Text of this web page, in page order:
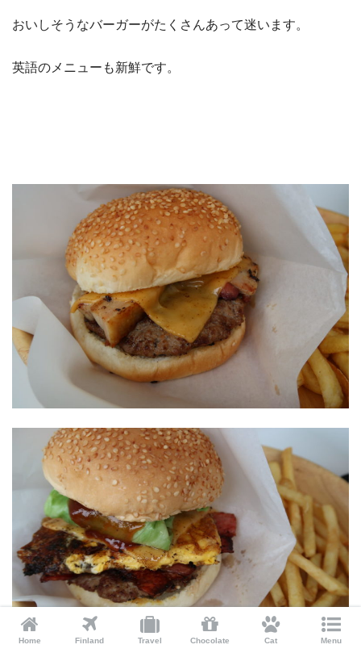
おいしそうなバーガーがたくさんあって迷います。
英語のメニューも新鮮です。
Home Finland Travel Chocolate Cat Menu